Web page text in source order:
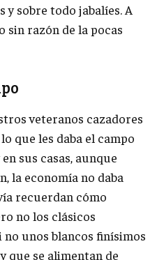
y sobre todo jabalíes. A
sin razón de la pocas
veteranos cazadores
que les daba el campo
sus casas, aunque
la economía no daba
recuerdan cómo
no los clásicos
unos blancos finísimos
que se alimentan de